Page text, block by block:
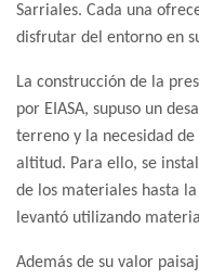
Sarriales. Cada una
disfrutar del entorno en
La construcción de la
por EIASA, supuso un
terreno y la necesidad
altitud. Para ello, se
de los materiales hasta
levantó utilizando
Además de su valor